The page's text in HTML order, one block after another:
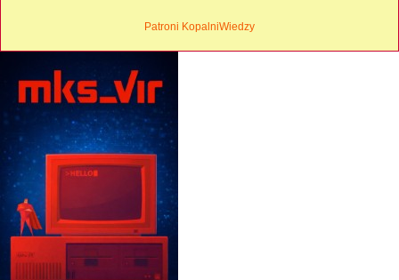
Patroni KopalniWiedzy